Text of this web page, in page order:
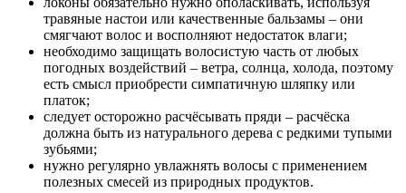
травяные настои или качественные бальзамы – они
смягчают волос и восполняют недостаток влаги;
необходимо защищать волосистую часть от любых
погодных воздействий – ветра, солнца, холода, поэтому
есть смысл приобрести симпатичную шляпку или
платок;
следует осторожно расчёсывать пряди – расчёска
должна быть из натурального дерева с редкими тупыми
зубьями;
нужно регулярно увлажнять волосы с применением
полезных смесей из природных продуктов.